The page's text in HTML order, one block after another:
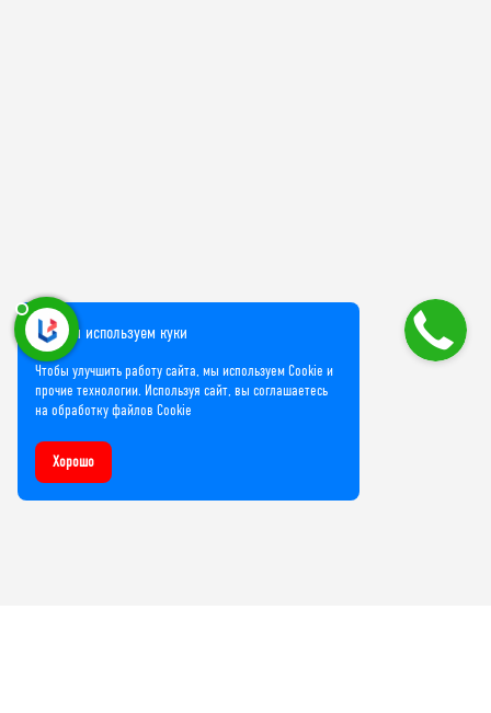
Мы используем куки
Чтобы улучшить работу сайта, мы используем Cookie и
прочие технологии. Используя сайт, вы соглашаетесь
на обработку файлов Cookie
Хорошо